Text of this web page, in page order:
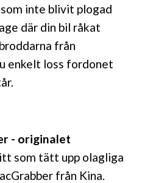
inte blivit plogad
där din bil råkat
från
enkelt loss fordonet
- originalet
som tätt upp olagliga
från Kina.